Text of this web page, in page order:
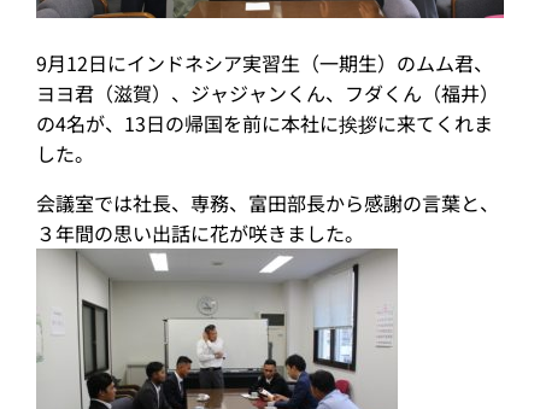
9月12日にインドネシア実習生（一期生）のムム君、
ヨヨ君（滋賀）、ジャジャンくん、フダくん（福井）
の4名が、13日の帰国を前に本社に挨拶に来てくれま
した。
会議室では社長、専務、富田部長から感謝の言葉と、
３年間の思い出話に花が咲きました。